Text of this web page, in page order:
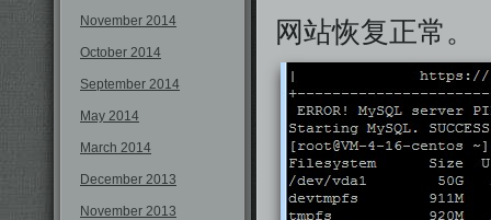
November 2014
October 2014
September 2014
May 2014
March 2014
December 2013
November 2013
网站恢复正常。